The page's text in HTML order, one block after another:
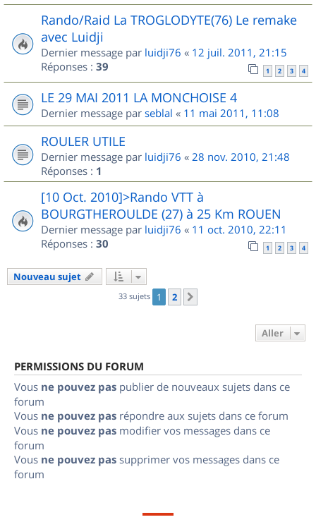
Rando/Raid La TROGLODYTE(76) Le remake
avec Luidji
Dernier message par luidji76 « 12 juil. 2011, 21:15
Réponses : 39 1 2 3 4
LE 29 MAI 2011 LA MONCHOISE 4
Dernier message par seblal « 11 mai 2011, 11:08
ROULER UTILE
Dernier message par luidji76 « 28 nov. 2010, 21:48
Réponses : 1
[10 Oct. 2010]>Rando VTT à
BOURGTHEROULDE (27) à 25 Km ROUEN
Dernier message par luidji76 « 11 oct. 2010, 22:11
Réponses : 30 1 2 3 4
Nouveau sujet
33 sujets 1 2
Aller
PERMISSIONS DU FORUM
Vous ne pouvez pas publier de nouveaux sujets dans ce
forum
Vous ne pouvez pas répondre aux sujets dans ce forum
Vous ne pouvez pas modifier vos messages dans ce
forum
Vous ne pouvez pas supprimer vos messages dans ce
forum